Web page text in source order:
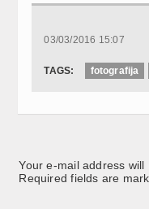
03/03/2016 15:07
TAGS: fotografija
Your e-mail address will
Required fields are